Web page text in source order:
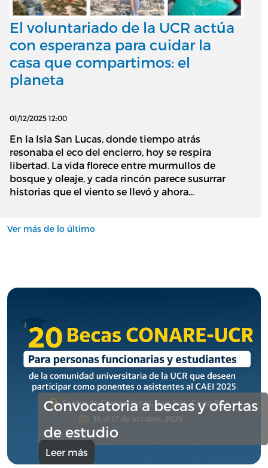
El voluntariado de la UCR actúa
con esperanza para cuidar la
casa que compartimos: el
planeta
01/12/2025 12:00
En la Isla San Lucas, donde tiempo atrás
resonaba el eco del encierro, hoy se respira
libertad. La vida florece entre murmullos de
bosque y oleaje, y cada rincón parece susurrar
historias que el viento se llevó y ahora...
Ver más de lo último
Convocatoria a becas y ofertas
de estudio
Leer más